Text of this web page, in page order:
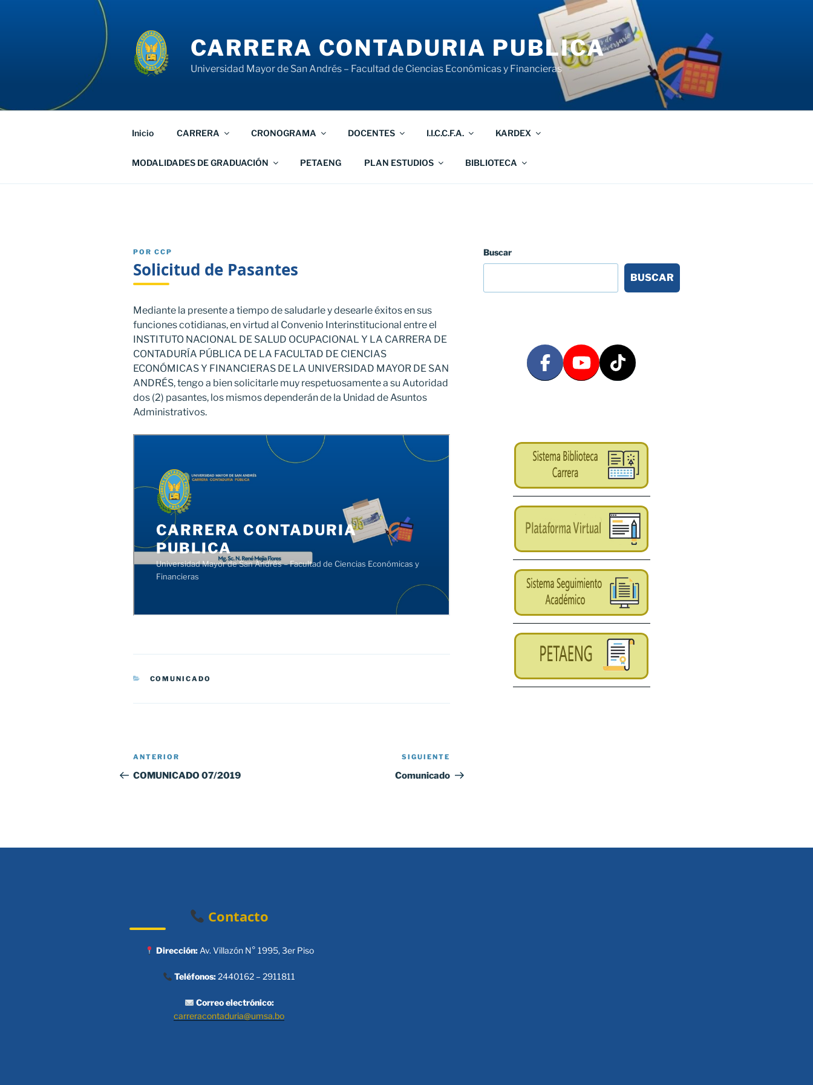
CARRERA CONTADURIA PUBLICA
Universidad Mayor de San Andrés – Facultad de Ciencias Económicas y Financieras
Inicio CARRERA CRONOGRAMA DOCENTES I.I.C.C.F.A. KARDEX
MODALIDADES DE GRADUACIÓN PETAENG PLAN ESTUDIOS BIBLIOTECA
PUBLICADO
POR CCP
Solicitud de Pasantes
Mediante la presente a tiempo de saludarle y desearle éxitos en sus
funciones cotidianas, en virtud al Convenio Interinstitucional entre el
INSTITUTO NACIONAL DE SALUD OCUPACIONAL Y LA CARRERA DE
CONTADURÍA PÚBLICA DE LA FACULTAD DE CIENCIAS
ECONÓMICAS Y FINANCIERAS DE LA UNIVERSIDAD MAYOR DE SAN
ANDRÉS, tengo a bien solicitarle muy respetuosamente a su Autoridad
dos (2) pasantes, los mismos dependerán de la Unidad de Asuntos
Administrativos.
CATEGORÍAS
COMUNICADO
Navegación
de
Entrada
anterior:
ANTERIOR
COMUNICADO 07/2019
entrada
SIGUIENTE
Comunicado
Buscar
BUSCAR
Contacto
Dirección:Av. Villazón N° 1995, 3er Piso
Teléfonos:2440162 – 2911811
Correo electrónico:
carreracontaduria@umsa.bo